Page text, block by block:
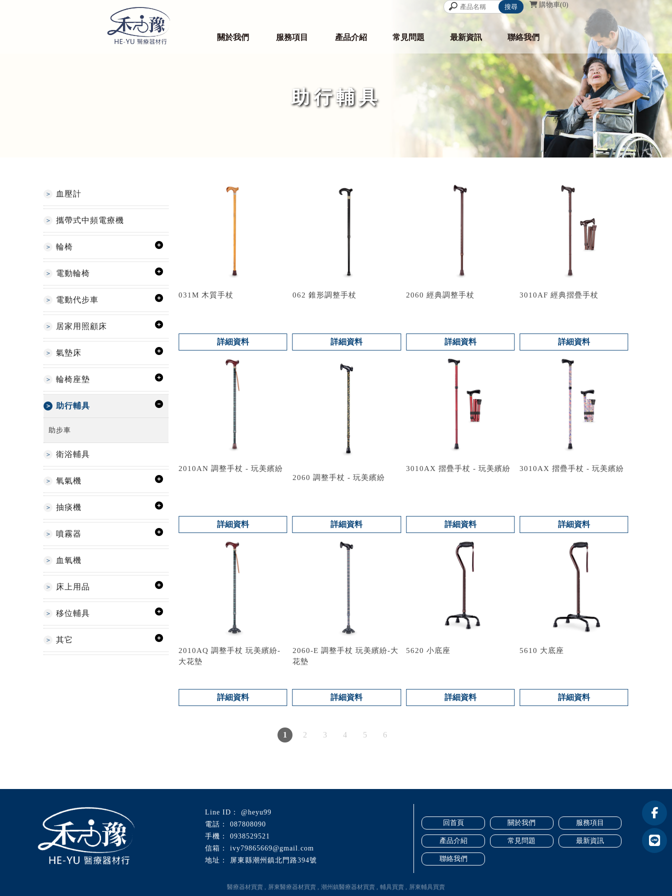
購物車 0
關於我們 服務項目 產品介紹 常見問題 最新資訊 聯絡我們
助行輔具
血壓計
攜帶式中頻電療機
輪椅
電動輪椅
電動代步車
居家用照顧床
氣墊床
輪椅座墊
助行輔具
助步車
衛浴輔具
氧氣機
抽痰機
噴霧器
血氧機
床上用品
移位輔具
其它
031M 木質手杖
詳細資料
062 錐形調整手杖
詳細資料
2060 經典調整手杖
詳細資料
3010AF 經典摺疊手杖
詳細資料
2010AN 調整手杖 - 玩美繽紛
詳細資料
2060 調整手杖 - 玩美繽紛
詳細資料
3010AX 摺疊手杖 - 玩美繽紛
詳細資料
3010AX 摺疊手杖 - 玩美繽紛
詳細資料
2010AQ 調整手杖 玩美繽紛-
大花墊
詳細資料
2060-E 調整手杖 玩美繽紛-大
花墊
詳細資料
5620 小底座
詳細資料
5610 大底座
詳細資料
1 2 3 4 5 6
@heyu99
087808090
0938529521
ivy79865669@gmail.com
屏東縣潮州鎮北門路394號
回首頁 關於我們 服務項目
產品介紹 常見問題 最新資訊
聯絡我們
醫療器材買賣 屏東醫療器材買賣 潮州鎮醫療器材買賣 輔具買賣 屏東輔具買賣